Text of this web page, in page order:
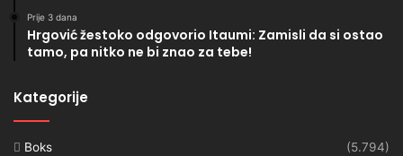
Prije 3 dana
Hrgović žestoko odgovorio Itaumi: Zamisli da si ostao
tamo, pa nitko ne bi znao za tebe!
Kategorije
Boks
(5.794)